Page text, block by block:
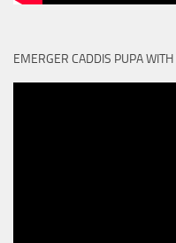
EMERGER CADDIS PUPA